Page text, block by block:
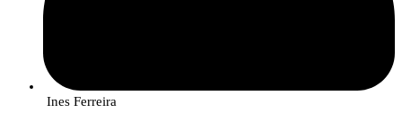
Ines Ferreira